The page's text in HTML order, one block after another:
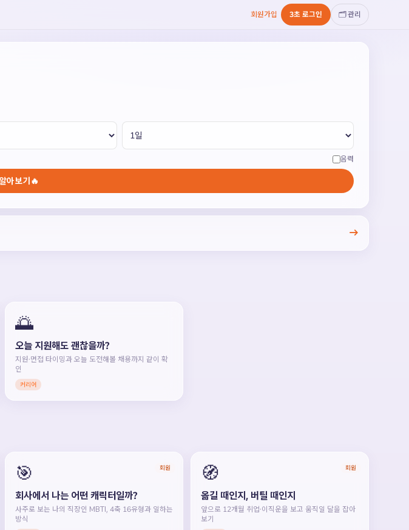
회원가입 3초 로그인 🗂️관리
음력
아보기🔥
→
🌅
오늘 지원해도 괜찮을까?
지원·면접 타이밍과 오늘 도전해볼 채용까지 같이 확
인
커리어
회원
🎯
회사에서 나는 어떤 캐릭터일까?
사주로 보는 나의 직장인 MBTI, 4축 16유형과 일하는
방식
회원
🧭
옮길 때인지, 버틸 때인지
앞으로 12개월 취업·이직운을 보고 움직일 달을 잡아
보기